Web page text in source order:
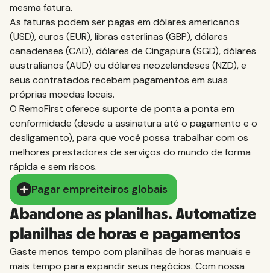
mesma fatura.
As faturas podem ser pagas em dólares americanos
(USD), euros (EUR), libras esterlinas (GBP), dólares
canadenses (CAD), dólares de Cingapura (SGD), dólares
australianos (AUD) ou dólares neozelandeses (NZD), e
seus contratados recebem pagamentos em suas
próprias moedas locais.
O RemoFirst oferece suporte de ponta a ponta em
conformidade (desde a assinatura até o pagamento e o
desligamento), para que você possa trabalhar com os
melhores prestadores de serviços do mundo de forma
rápida e sem riscos.
Pagar empreiteiros globais
Abandone as planilhas. Automatize
planilhas de horas e pagamentos
Gaste menos tempo com planilhas de horas manuais e
mais tempo para expandir seus negócios. Com nossa